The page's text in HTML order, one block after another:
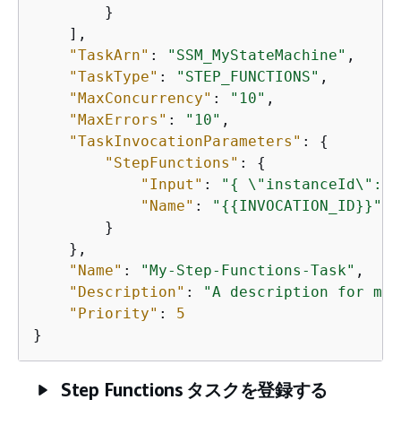
        }
    ],
"TaskArn" : "SSM_MyStateMachine" ,
"TaskType" : "STEP_FUNCTIONS" ,
"MaxConcurrency" : "10" ,
"MaxErrors" : "10" ,
"TaskInvocationParameters" : {
"StepFunctions" : {
"Input" : " {
\"instanceId\":
"Name" : " {{INVOCATION_ID}}"
        }
    },
"Name" : "My-Step-Functions-Task" ,
"Description" :
"A description for my
"Priority" : 5
}
Step Functions タスクを登録する